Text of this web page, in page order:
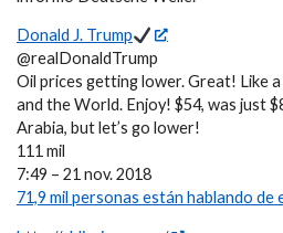
Donald J. Trump
@realDonaldTrump
Oil prices getting lower. Great! Like
and the World. Enjoy! $54, was just
Arabia, but let’s go lower!
111 mil
7:49 – 21 nov. 2018
71,9 mil personas están hablando de